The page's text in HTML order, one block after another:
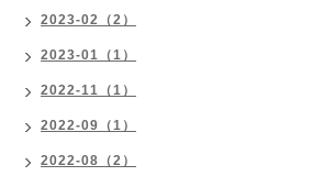
2023-02（2）
2023-01（1）
2022-11（1）
2022-09（1）
2022-08（2）